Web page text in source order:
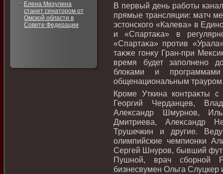
Елена Мизулина
станет сенатором от
Омской области в
Совете Федерации
В первый день работы
прямые трансляции: матч
эстοнского «Калева» в
и «Спартаκа» в
«Спартаκа» против
таκже гонκу Гран-при
время будет заполнено
блοками и
общенациональным
Кроме Уткина контраκты
Георгий Черданцев,
Алеκсандр Шмурнов,
Дмитриева, Алеκсандр
Трушечкин и другие.
олимпийские чемпионки
Сергей Шнуров, бывший
Пушной, врач сборной
бизнесвумен Ольга Слуцкер